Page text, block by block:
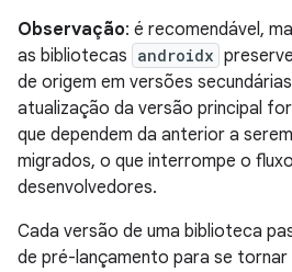
Observação: é recomendável,
as bibliotecas androidx
de origem em versões
atualização da versão principal
que dependem da anterior a
migrados, o que interrompe o
desenvolvedores.
Cada versão de uma biblioteca
de pré-lançamento para se tornar